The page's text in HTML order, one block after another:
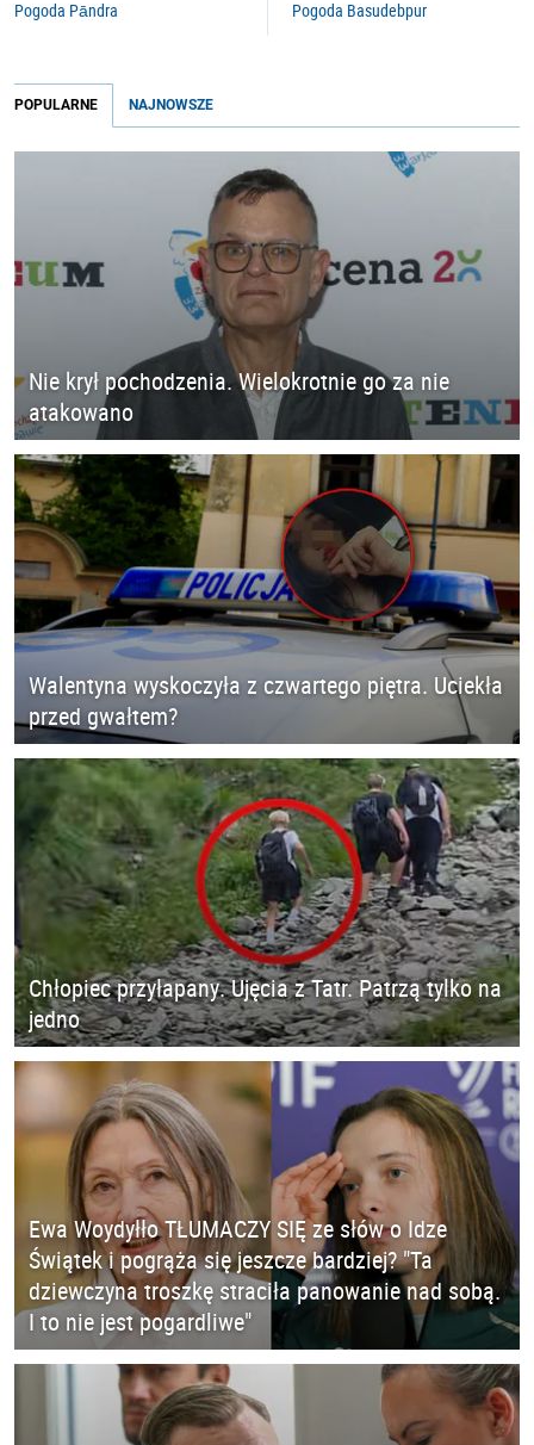
Pogoda Pāndra Pogoda Basudebpur
POPULARNE NAJNOWSZE
Nie krył pochodzenia. Wielokrotnie go za nie
atakowano
Walentyna wyskoczyła z czwartego piętra. Uciekła
przed gwałtem?
Chłopiec przyłapany. Ujęcia z Tatr. Patrzą tylko na
jedno
Ewa Woydyłło TŁUMACZY SIĘ ze słów o Idze
Świątek i pogrąża się jeszcze bardziej? "Ta
dziewczyna troszkę straciła panowanie nad sobą.
I to nie jest pogardliwe"